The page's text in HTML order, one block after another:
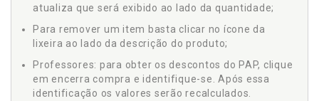
atualiza que será exibido ao lado da quantidade;
Para remover um item basta clicar no ícone da
lixeira ao lado da descrição do produto;
Professores: para obter os descontos do PAP, clique
em encerra compra e identifique-se. Após essa
identificação os valores serão recalculados.